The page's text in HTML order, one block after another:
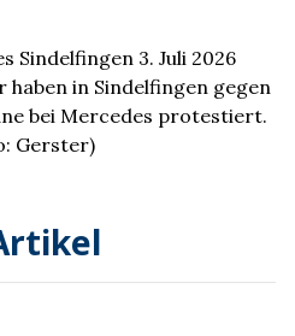
in Sindelfingen gegen
bei Mercedes protestiert.
Gerster)